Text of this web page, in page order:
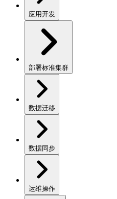
应用开发
部署标准集群
数据迁移
数据同步
运维操作